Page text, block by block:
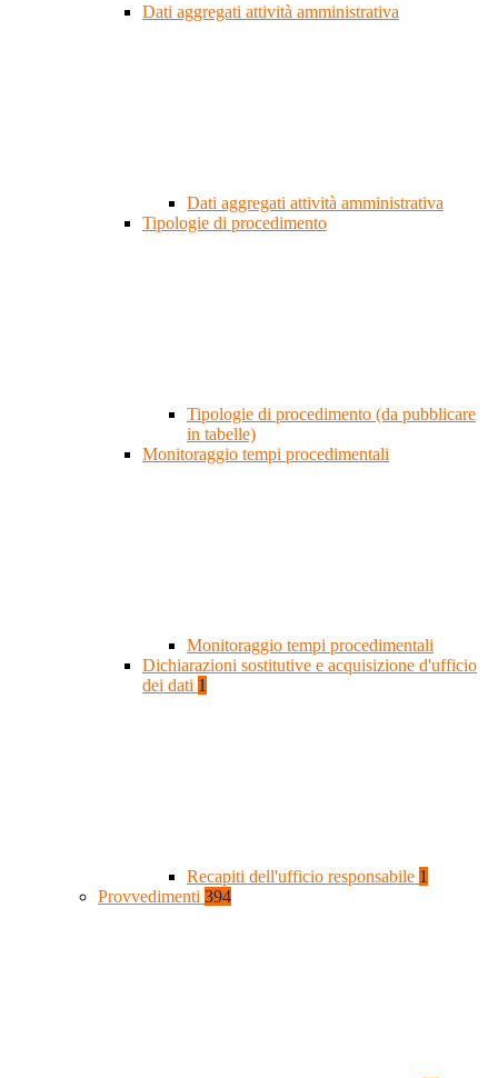
Dati aggregati attività amministrativa
Dati aggregati attività amministrativa
Tipologie di procedimento
Tipologie di procedimento (da pubblicare
in tabelle)
Monitoraggio tempi procedimentali
Monitoraggio tempi procedimentali
Dichiarazioni sostitutive e acquisizione d'ufficio
dei dati 1
Recapiti dell'ufficio responsabile 1
Provvedimenti 394